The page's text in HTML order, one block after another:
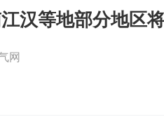
汉等地部分地区
网